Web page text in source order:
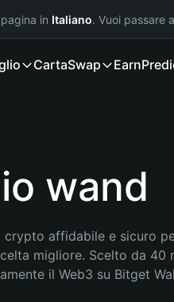
in Italiano. Vuoi passare a
CartaSwap Earn
wand
affidabile e sicuro
migliore. Scelto da 40
il Web3 su Bitget